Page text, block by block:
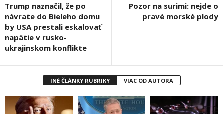
Trump naznačil, že po
návrate do Bieleho domu
by USA prestali eskalovať
napätie v rusko-
ukrajinskom konflikte
Pozor na surimi: nejde o
pravé morské plody
INÉ ČLÁNKY RUBRIKY VIAC OD AUTORA